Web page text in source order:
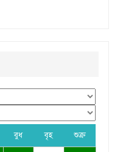
বুধ বৃহ শুক্র